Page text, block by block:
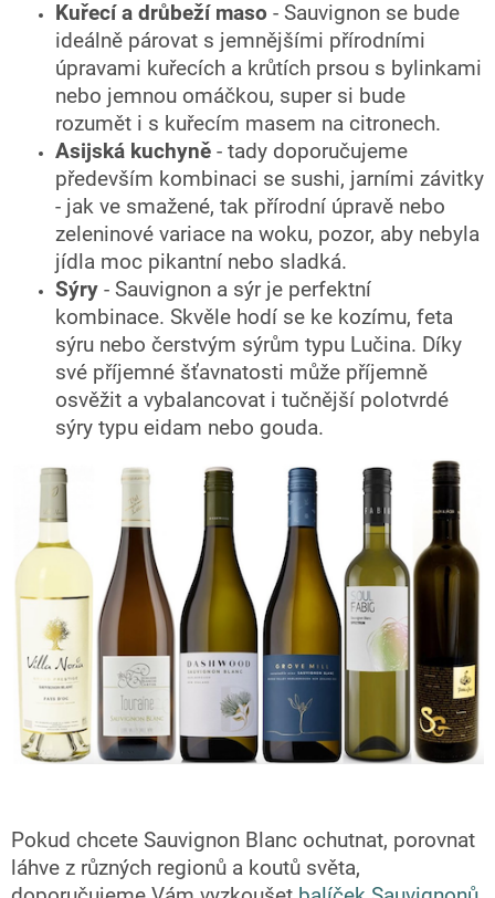
Kuřecí a drůbeží maso - Sauvignon se bude
ideálně párovat s jemnějšími přírodními
úpravami kuřecích a krůtích prsou s bylinkami
nebo jemnou omáčkou, super si bude
rozumět i s kuřecím masem na citronech.
Asijská kuchyně - tady doporučujeme
především kombinaci se sushi, jarními závitky
- jak ve smažené, tak přírodní úpravě nebo
zeleninové variace na woku, pozor, aby nebyla
jídla moc pikantní nebo sladká.
Sýry - Sauvignon a sýr je perfektní
kombinace. Skvěle hodí se ke kozímu, feta
sýru nebo čerstvým sýrům typu Lučina. Díky
své příjemné šťavnatosti může příjemně
osvěžit a vybalancovat i tučnější polotvrdé
sýry typu eidam nebo gouda.
Pokud chcete Sauvignon Blanc ochutnat, porovnat
láhve z různých regionů a koutů světa,